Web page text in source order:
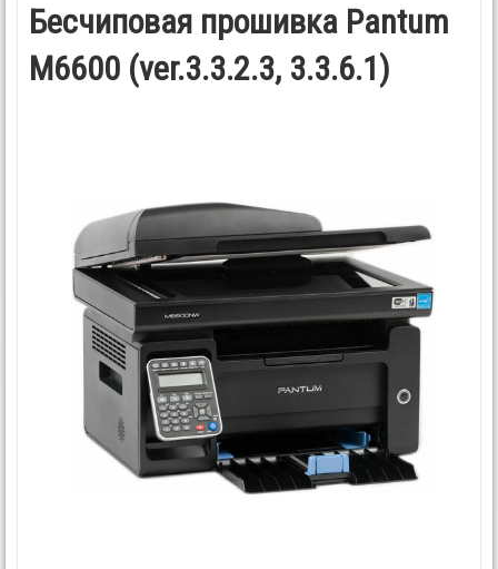
Бесчиповая прошивка Pantum
M6600 (ver.3.3.2.3, 3.3.6.1)